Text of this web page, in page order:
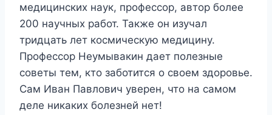
медицинских наук, профессор, автор более
200 научных работ. Также он изучал
тридцать лет космическую медицину.
Профессор Неумывакин дает полезные
советы тем, кто заботится о своем здоровье.
Сам Иван Павлович уверен, что на самом
деле никаких болезней нет!